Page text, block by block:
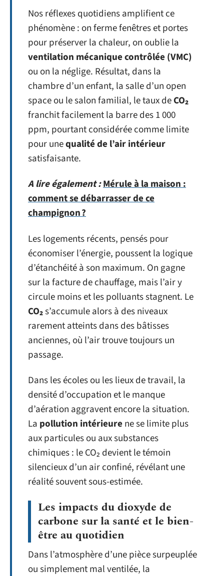
Nos réflexes quotidiens amplifient ce
phénomène : on ferme fenêtres et portes
pour préserver la chaleur, on oublie la
ventilation mécanique contrôlée (VMC)
ou on la néglige. Résultat, dans la
chambre d’un enfant, la salle d’un open
space ou le salon familial, le taux deCO₂
franchit facilement la barre des 1 000
ppm, pourtant considérée comme limite
pour unequalité de l’air intérieur
satisfaisante.
A lire également :Mérule à la maison :
comment se débarrasser de ce
champignon ?
Les logements récents, pensés pour
économiser l’énergie, poussent la logique
d’étanchéité à son maximum. On gagne
sur la facture de chauffage, mais l’air y
circule moins et les polluants stagnent. Le
CO₂s’accumule alors à des niveaux
rarement atteints dans des bâtisses
anciennes, où l’air trouve toujours un
passage.
Dans les écoles ou les lieux de travail, la
densité d’occupation et le manque
d’aération aggravent encore la situation.
La pollution intérieure ne se limite plus
aux particules ou aux substances
chimiques : le CO₂ devient le témoin
silencieux d’un air confiné, révélant une
réalité souvent sous-estimée.
Les impacts du dioxyde de
carbone sur la santé et le bien-
être au quotidien
Dans l’atmosphère d’une pièce surpeuplée
ou simplement mal ventilée, la